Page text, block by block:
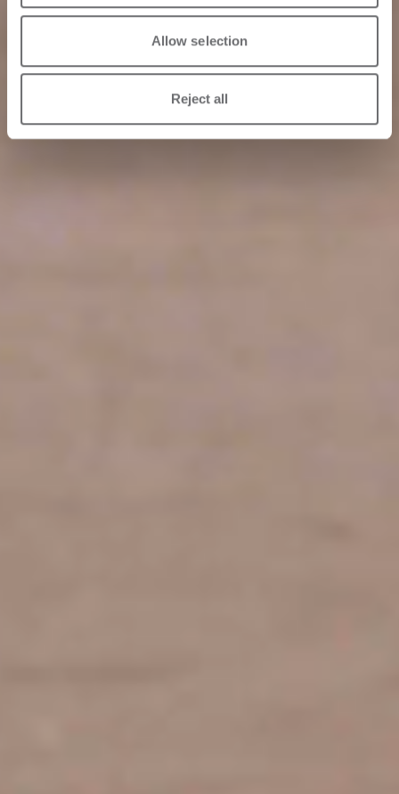
Allow selection
Reject all